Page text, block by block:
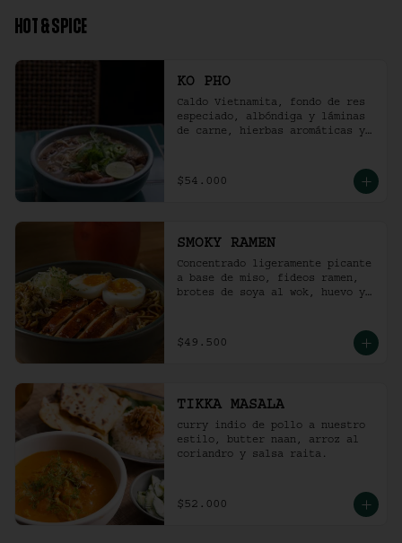
HOT & SPICE
KO PHO
Caldo Vietnamita, fondo de res
especiado, albóndiga y láminas
de carne, hierbas aromáticas y
$54.000
SMOKY RAMEN
Concentrado ligeramente picante
a base de miso, fideos ramen,
brotes de soya al wok, huevo y
$49.500
TIKKA MASALA
curry indio de pollo a nuestro
estilo, butter naan, arroz al
coriandro y salsa raita.
$52.000